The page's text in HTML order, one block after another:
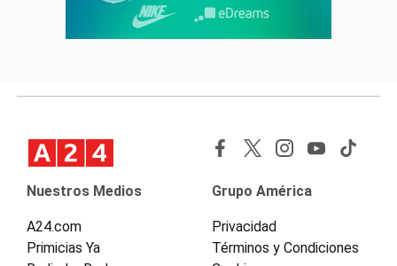
Nuestros Medios
A24.com
Primicias Ya
Grupo América
Privacidad
Términos y Condiciones